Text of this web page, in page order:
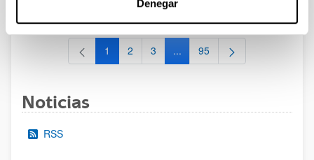
Denegar
al 30/07/2026 (ambos incluídos)
Página
1 Página
2 Página
3 ...Páginas intermedias Use TAB
Página
95
Noticias
RSS